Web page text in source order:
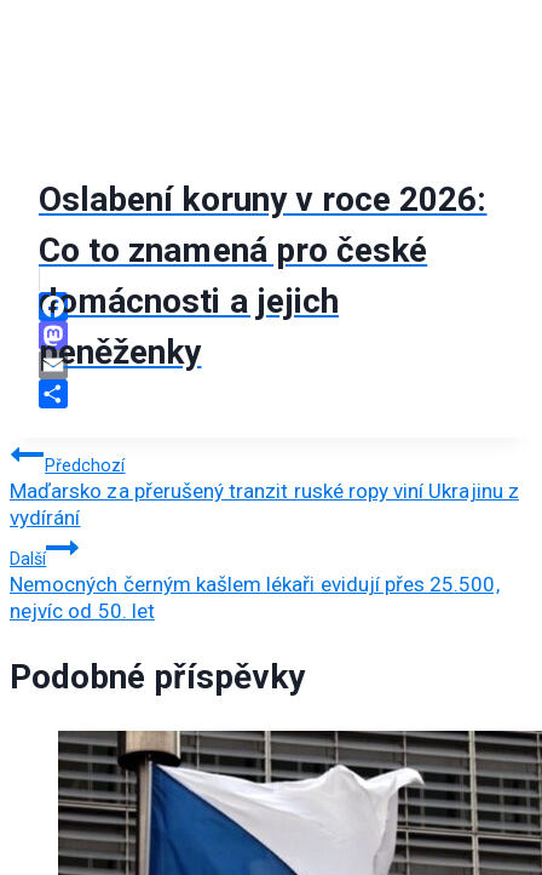
Oslabení koruny v roce 2026:
Co to znamená pro české
domácnosti a jejich
peněženky
Facebook
Mastodon
Email
Navigace
pro
příspěvek
Předchozí
Maďarsko za přerušený tranzit ruské ropy viní Ukrajinu z
vydírání
Další
Nemocných černým kašlem lékaři evidují přes 25.500,
nejvíc od 50. let
Podobné příspěvky